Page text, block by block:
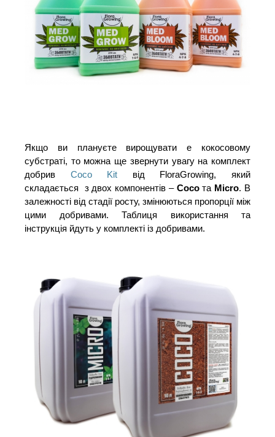
Якщо ви плануєте вирощувати e кокосовому
субстраті, то можна ще звернути увагу на комплект
добрив Coco Kit від FloraGrowing, який
складається з двох компонентів – Cocoта Micro. В
залежності від стадії росту, змінюються пропорції між
цими добривами. Таблиця використання та
інструкція йдуть у комплекті із добривами.